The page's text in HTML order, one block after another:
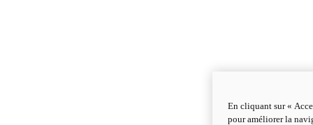
En cliquant sur «
pour améliorer la